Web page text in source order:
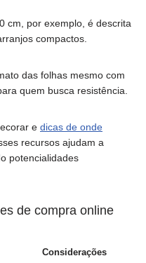
cm, por exemplo, é descrita
compactos.
das folhas mesmo com
quem busca resistência.
e dicas de onde
recursos ajudam a
potencialidades
de compra online
Considerações